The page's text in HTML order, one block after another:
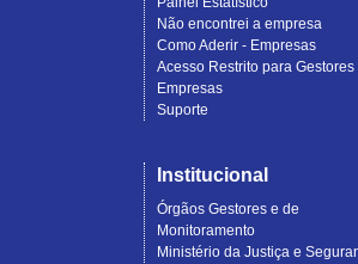
Não encontrei a empresa
Como Aderir - Empresas
Acesso Restrito para Gestores
Empresas
Suporte
Institucional
Órgãos Gestores e de
Monitoramento
Ministério da Justiça e